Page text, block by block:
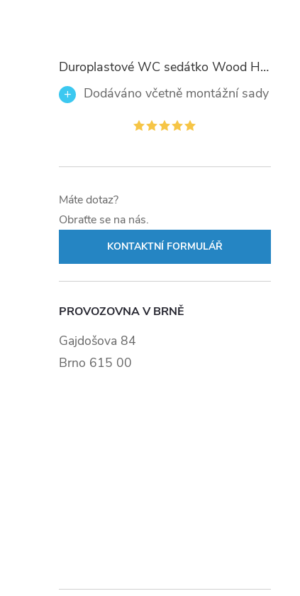
Duroplastové WC sedátko Wood Heart 82377 se zpomalovacím mechanismem SOFT-CLOSE
Dodáváno včetně montážní sady
Máte dotaz?
Obraťte se na nás.
KONTAKTNÍ FORMULÁŘ
PROVOZOVNA V BRNĚ
Gajdošova 84
Brno 615 00